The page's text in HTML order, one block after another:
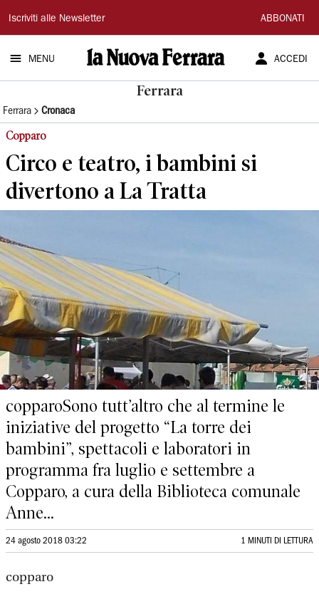
La
Nuova
Ferrara
Iscriviti alle Newsletter ABBONATI
MENU ACCEDI
Ferrara
Ferrara Cronaca
Copparo
Circo e teatro, i bambini si
divertono a La Tratta
copparoSono tutt’altro che al termine le
iniziative del progetto “La torre dei
bambini”, spettacoli e laboratori in
programma fra luglio e settembre a
Copparo, a cura della Biblioteca comunale
Anne...
24 agosto 2018 03:22 1 MINUTI DI LETTURA
copparo